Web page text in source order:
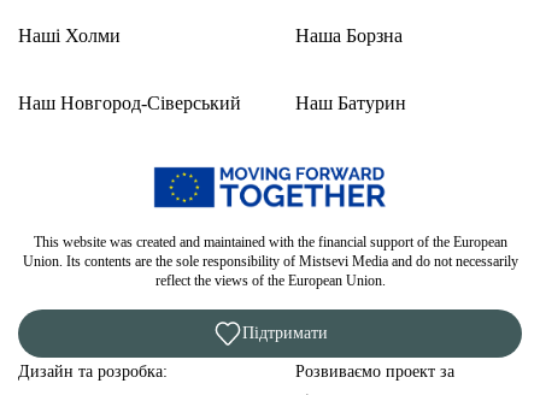
Наші Холми
Наш Новгород-Сіверський
Наша Борзна
Наш Батурин
This website was created and maintained with the financial support of the European
Union. Its contents are the sole responsibility of Mistsevi Media and do not necessarily
reflect the views of the European Union.
Підтримати
Дизайн та розробка:
Розвиваємо проект за